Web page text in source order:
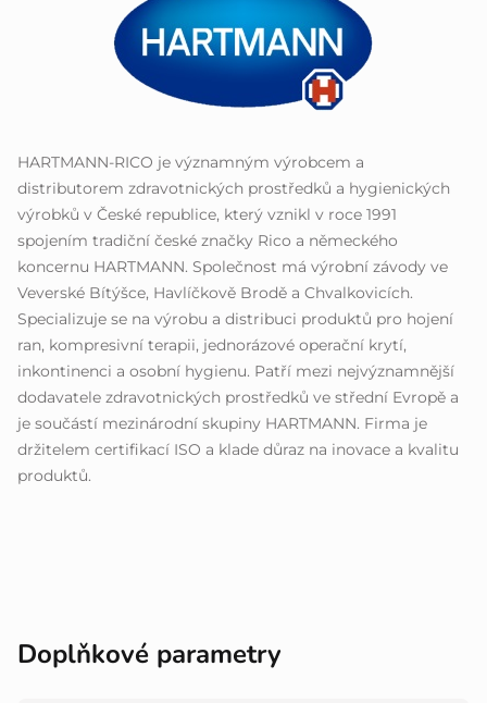
HARTMANN-RICO je významným výrobcem a
distributorem zdravotnických prostředků a hygienických
výrobků v České republice, který vznikl v roce 1991
spojením tradiční české značky Rico a německého
koncernu HARTMANN. Společnost má výrobní závody ve
Veverské Bítýšce, Havlíčkově Brodě a Chvalkovicích.
Specializuje se na výrobu a distribuci produktů pro hojení
ran, kompresivní terapii, jednorázové operační krytí,
inkontinenci a osobní hygienu. Patří mezi nejvýznamnější
dodavatele zdravotnických prostředků ve střední Evropě a
je součástí mezinárodní skupiny HARTMANN. Firma je
držitelem certifikací ISO a klade důraz na inovace a kvalitu
produktů.
Doplňkové parametry